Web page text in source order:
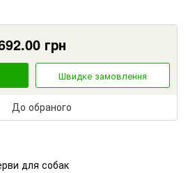
грн
Швидке замовлення
До обраного
для собак